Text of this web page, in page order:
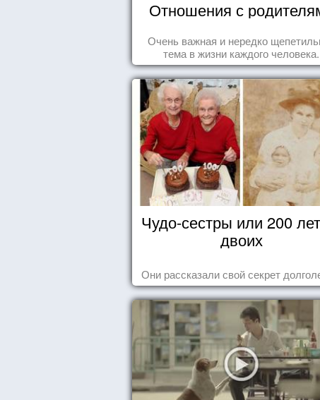
Отношения с
Очень важная и нередко
тема в жизни каждого человека.
Чудо-сестры или 200
двоих
Они рассказали свой секрет